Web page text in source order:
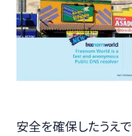
安全を確保したうえ